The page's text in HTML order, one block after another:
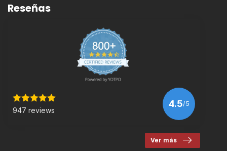
Reseñas
947 reviews
4.5/5
Ver más